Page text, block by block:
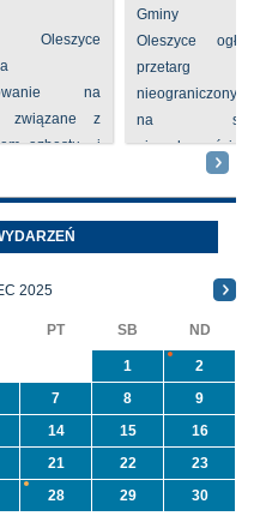
Oleszyce
na
związane z
azbestu i
w ramach
Gminy
Oleszyce
przetarg
nieograniczony
na
nieruchomości nr
Oleszycach
Orzeszkowej.
informacji ...
2025
PT SB ND
1
2
7 8
9
14 15
16
21 22
23
28 29
30